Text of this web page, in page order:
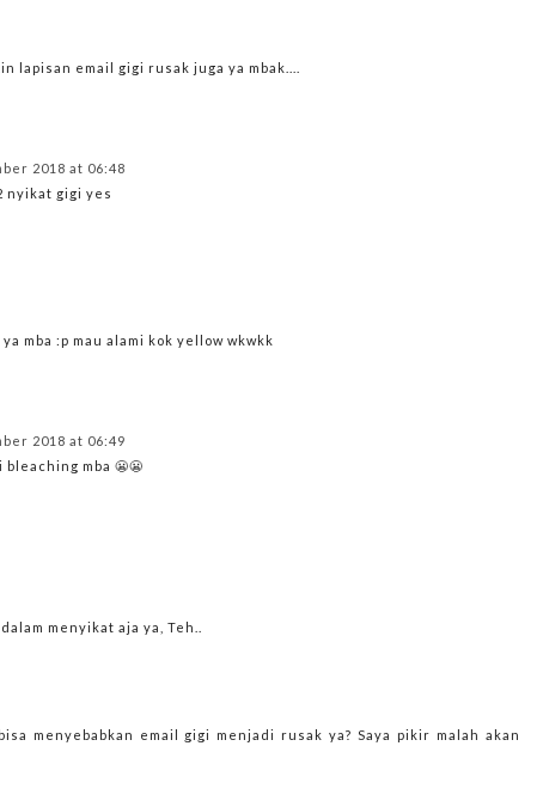
email gigi rusak juga ya mbak....
2018 at 06:48
nyikat gigi yes
mba :p mau alami kok yellow wkwkk
2018 at 06:49
mba 😬😬
menyikat aja ya, Teh..
menyebabkan email gigi menjadi rusak ya? Saya pikir malah akan